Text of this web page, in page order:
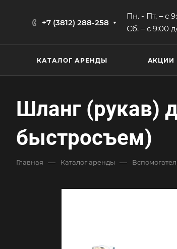
+7 (3812) 288-258
Пн. - Пт. ‒ с
Сб. ‒ с 9:00
КАТАЛОГ АРЕНДЫ АКЦИИ
Шланг (рукав)
быстросъем)
Главная — Каталог аренды —